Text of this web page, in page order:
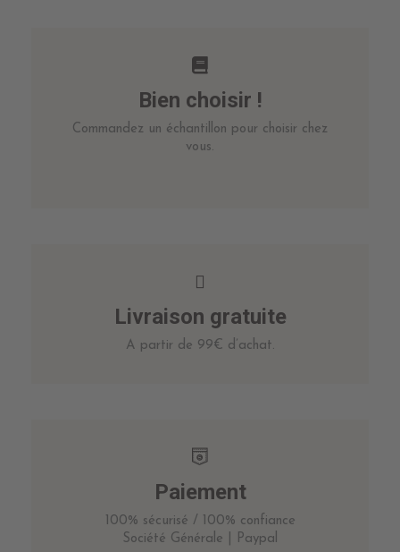
Bien choisir !
Commandez un échantillon pour choisir chez
vous.
Livraison gratuite
A partir de 99€ d’achat.
Paiement
100% sécurisé / 100% confiance
Société Générale | Paypal